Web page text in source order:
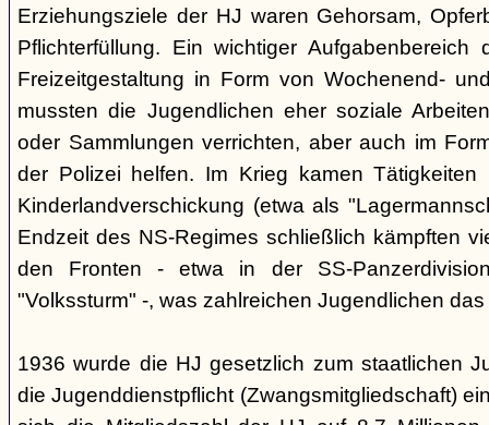
Erziehungsziele der HJ waren Gehorsam,
Pflichterfüllung. Ein wichtiger
Freizeitgestaltung in Form von Wochenend-
mussten die Jugendlichen eher soziale
oder Sammlungen verrichten, aber auch im
der Polizei helfen. Im Krieg kamen
Kinderlandverschickung (etwa als
Endzeit des NS-Regimes schließlich kämpften
den Fronten - etwa in der SS-
"Volkssturm" -, was zahlreichen Jugendlichen
1936 wurde die HJ gesetzlich zum staatlichen
die Jugenddienstpflicht (Zwangsmitgliedschaft)